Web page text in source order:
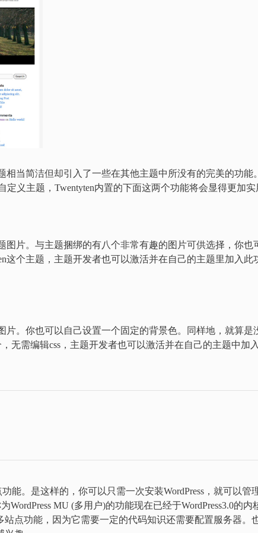
相当简洁但却引入了一些在其他主题中所没有的完美的功能
定义主题，Twentyten内置的下面这两个功能将会显得更加实
图片。与主题捆绑的有八个非常有趣的图片可供选择，你也
这个主题，主题开发者也可以激活并在自己的主题里加入此
片。你也可以自己设置一个固定的背景色。同样地，就算是
无需编辑css，主题开发者也可以激活并在自己的主题中加
能。是这样的，你可以只需一次安装WordPress，就可以管
MU (多用户)的功能现在已经于WordPress3.0的内
点功能，因为它需要一定的代码知识还需要配置服务器。